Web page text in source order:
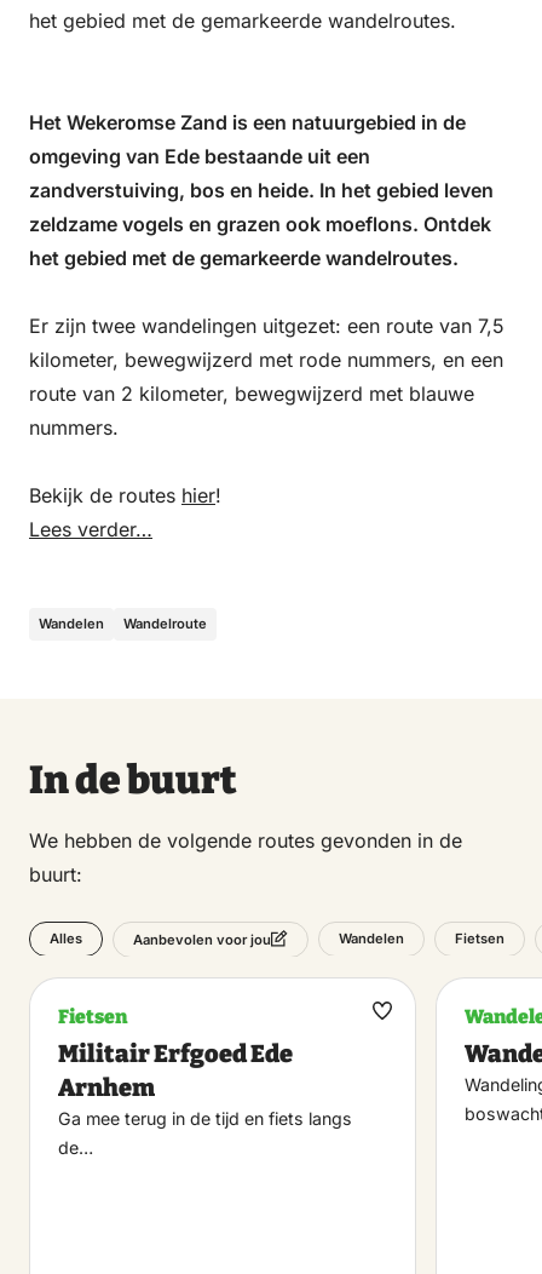
het gebied met de gemarkeerde wandelroutes.
Het Wekeromse Zand is een natuurgebied in de
omgeving van Ede bestaande uit een
zandverstuiving, bos en heide. In het gebied leven
zeldzame vogels en grazen ook moeflons. Ontdek
het gebied met de gemarkeerde wandelroutes.
Er zijn twee wandelingen uitgezet: een route van 7,5
kilometer, bewegwijzerd met rode nummers, en een
route van 2 kilometer, bewegwijzerd met blauwe
nummers.
Bekijk de routes hier!
Lees verder…
Wandelen Wandelroute
In de buurt
We hebben de volgende routes gevonden in de
buurt:
Alles Aanbevolen voor jou Wandelen Fietsen
Fietsen
Militair Erfgoed Ede
Arnhem
Ga mee terug in de tijd en fiets langs
de…
Maak